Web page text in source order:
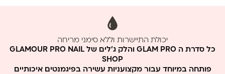
יכולת התיישרות וללא סימני מריחה
כל סדרת ה GLAM PRO והלק ג'לים של GLAMOUR PRO NAIL
SHOP
פותחה במיוחד עבור מקצועניות עשירה בפיגמנטים איכותיים